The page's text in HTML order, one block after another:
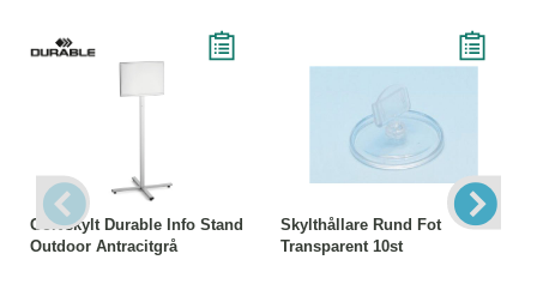
Golvskylt Durable Info Stand
Outdoor Antracitgrå
Skylthållare Rund Fot
Transparent 10st